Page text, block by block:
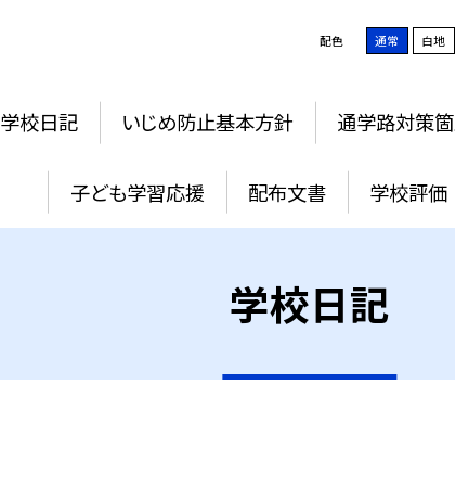
配色 通常 白地
学校日記 いじめ防止基本方針 通学路対策
子ども学習応援 配布文書 学校評価
学校日記